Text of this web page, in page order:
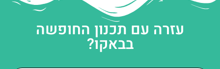
עזרה עם תכנון החופשה
בבאקו?